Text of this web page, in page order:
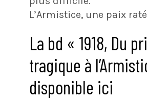
L’Armistice, une paix
La bd « 1918, Du
tragique à
disponible ici